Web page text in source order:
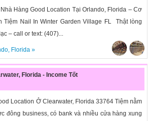
Hàng Good Location Tại Orlando, Florida – Cơ
Tiệm Nail In Winter Garden Village FL Thật lòng
– call or text: (407)...
, Florida»
Florida - Income Tốt
Location Ở Clearwater, Florida 33764 Tiệm nằm
đông business, có bank và nhiều cửa hàng xung